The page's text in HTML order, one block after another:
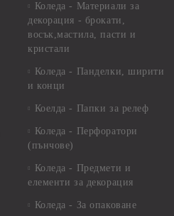
Коледа - Материали за
декорация - брокати,
восък,мастила, пасти и
кристали
Коледа - Панделки, ширити
и конци
Коелда - Папки за релеф
Коледа - Перфоратори
(пънчове)
Коледа - Предмети и
елементи за декорация
Коледа - За опаковане